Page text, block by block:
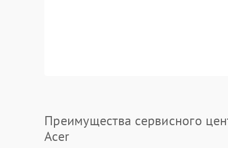
Преимущества сервисного
Acer